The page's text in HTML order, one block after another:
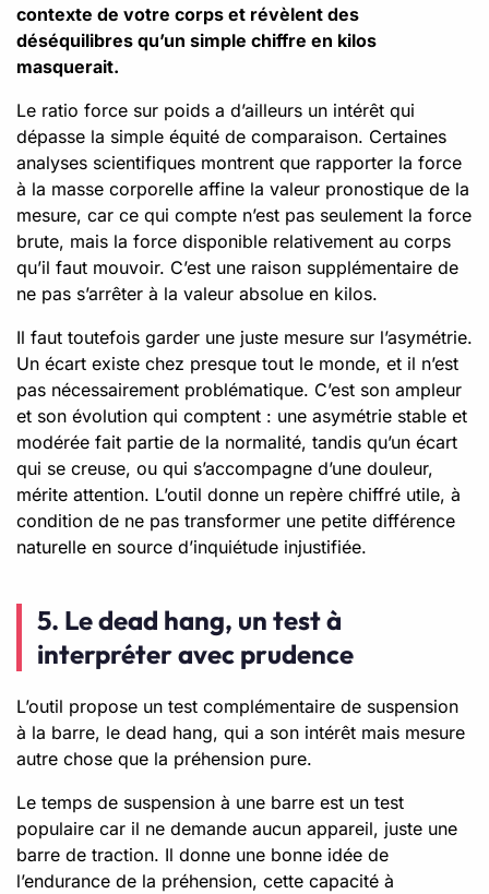
contexte de votre corps et révèlent des
déséquilibres qu’un simple chiffre en kilos
masquerait.
Le ratio force sur poids a d’ailleurs un intérêt qui
dépasse la simple équité de comparaison. Certaines
analyses scientifiques montrent que rapporter la force
à la masse corporelle affine la valeur pronostique de la
mesure, car ce qui compte n’est pas seulement la force
brute, mais la force disponible relativement au corps
qu’il faut mouvoir. C’est une raison supplémentaire de
ne pas s’arrêter à la valeur absolue en kilos.
Il faut toutefois garder une juste mesure sur l’asymétrie.
Un écart existe chez presque tout le monde, et il n’est
pas nécessairement problématique. C’est son ampleur
et son évolution qui comptent : une asymétrie stable et
modérée fait partie de la normalité, tandis qu’un écart
qui se creuse, ou qui s’accompagne d’une douleur,
mérite attention. L’outil donne un repère chiffré utile, à
condition de ne pas transformer une petite différence
naturelle en source d’inquiétude injustifiée.
5. Le dead hang, un test à
interpréter avec prudence
L’outil propose un test complémentaire de suspension
à la barre, le dead hang, qui a son intérêt mais mesure
autre chose que la préhension pure.
Le temps de suspension à une barre est un test
populaire car il ne demande aucun appareil, juste une
barre de traction. Il donne une bonne idée de
l’endurance de la préhension, cette capacité à